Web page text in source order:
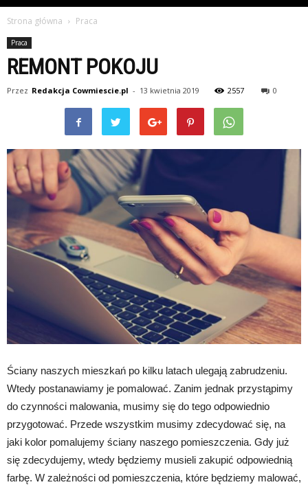
Strona główna Praca
Praca
REMONT POKOJU
Przez Redakcja Cowmiescie.pl - 13 kwietnia 2019 2557 0
Ściany naszych mieszkań po kilku latach ulegają zabrudzeniu.
Wtedy postanawiamy je pomalować. Zanim jednak przystąpimy
do czynności malowania, musimy się do tego odpowiednio
przygotować. Przede wszystkim musimy zdecydować się, na
jaki kolor pomalujemy ściany naszego pomieszczenia. Gdy już
się zdecydujemy, wtedy będziemy musieli zakupić odpowiednią
farbę. W zależności od pomieszczenia, które będziemy malować,